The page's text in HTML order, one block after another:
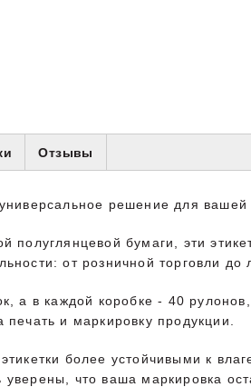
Отзывы
решение для вашей
полуглянцевой бумаги, эти
от розничной торговли до
а в каждой коробке - 40
и маркировку продукции.
более устойчивыми к
что ваша маркировка